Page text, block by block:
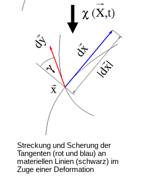
Streckung und Scherung der
Tangenten (rot und blau) an
materiellen Linien (schwarz) im
Zuge einer Deformation